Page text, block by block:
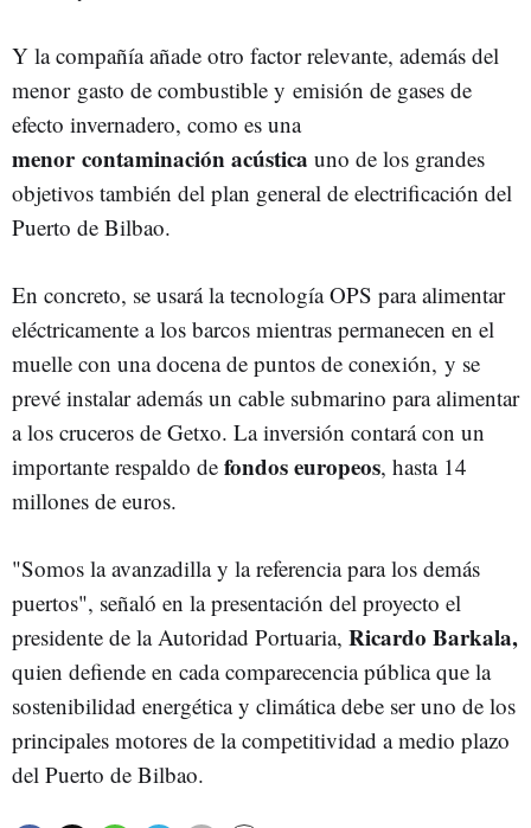
Y la compañía añade otro factor relevante, además del
menor gasto de combustible y emisión de gases de
efecto invernadero, como es una
menor contaminación acústica uno de los grandes
objetivos también del plan general de electrificación del
Puerto de Bilbao.
En concreto, se usará la tecnología OPS para alimentar
eléctricamente a los barcos mientras permanecen en el
muelle con una docena de puntos de conexión, y se
prevé instalar además un cable submarino para alimentar
a los cruceros de Getxo. La inversión contará con un
importante respaldo de fondos europeos, hasta 14
millones de euros.
"Somos la avanzadilla y la referencia para los demás
puertos", señaló en la presentación del proyecto el
presidente de la Autoridad Portuaria, Ricardo Barkala,
quien defiende en cada comparecencia pública que la
sostenibilidad energética y climática debe ser uno de los
principales motores de la competitividad a medio plazo
del Puerto de Bilbao.